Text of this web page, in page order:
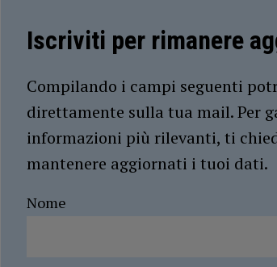
Iscriviti per rimanere
Compilando i campi seguenti
direttamente sulla tua mail. Per
informazioni più rilevanti, ti
mantenere aggiornati i tuoi dati.
Nome